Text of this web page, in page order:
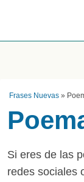
Frases Nuevas »
Si eres de las
redes sociales